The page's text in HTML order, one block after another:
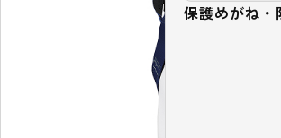
保護めがね・